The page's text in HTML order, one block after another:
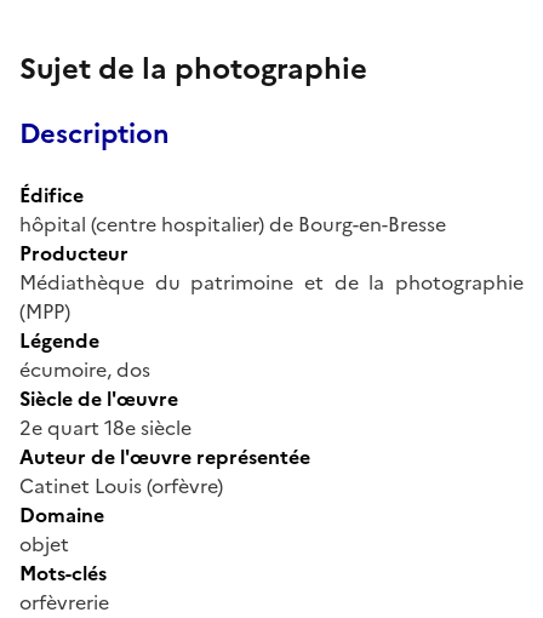
Sujet de la photographie
Description
Édifice
hôpital (centre hospitalier) de Bourg-en-Bresse
Producteur
Médiathèque du patrimoine et de la photographie
(MPP)
Légende
écumoire, dos
Siècle de l'œuvre
2e quart 18e siècle
Auteur de l'œuvre représentée
Catinet Louis (orfèvre)
Domaine
objet
Mots-clés
orfèvrerie